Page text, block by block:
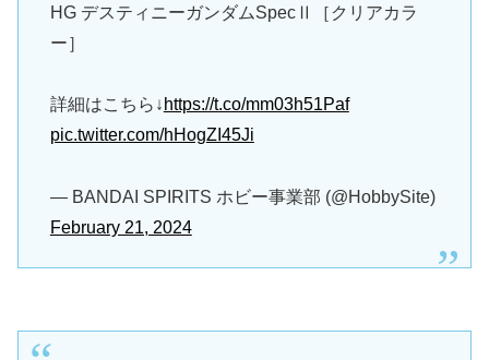
HG デスティニーガンダムSpecⅡ［クリアカラ
ー］
詳細はこちら↓ https://t.co/mm03h51Paf
pic.twitter.com/hHogZI45Ji
— BANDAI SPIRITS ホビー事業部 (@HobbySite)
February 21, 2024